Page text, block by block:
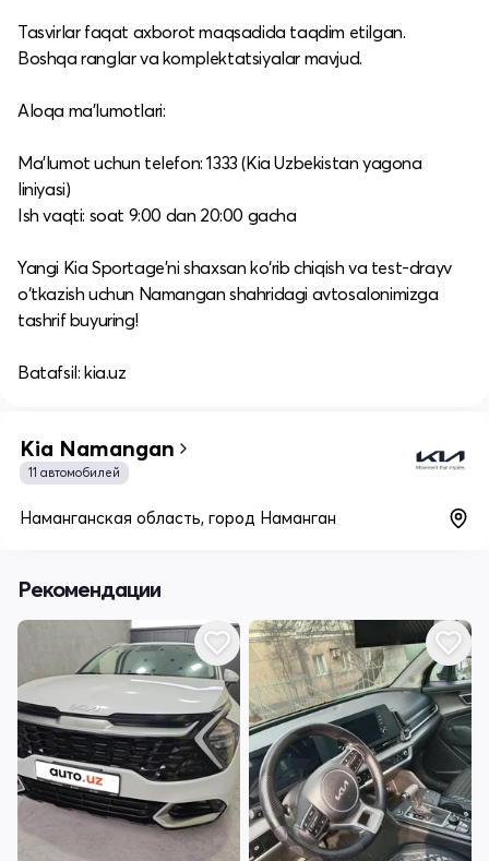
Tasvirlar faqat axborot maqsadida taqdim etilgan.​
Boshqa ranglar va komplektatsiyalar mavjud.​
Aloqa ma’lumotlari:
Ma’lumot uchun telefon: 1333 (Kia Uzbekistan yagona
liniyasi)​
Ish vaqti: soat 9:00 dan 20:00 gacha​
Yangi Kia Sportage'ni shaxsan ko‘rib chiqish va test-drayv
o‘tkazish uchun Namangan shahridagi avtosalonimizga
tashrif buyuring!​
Batafsil: kia.uz
Kia Namangan
11 автомобилей
Наманганская область, город Наманган
Рекомендации